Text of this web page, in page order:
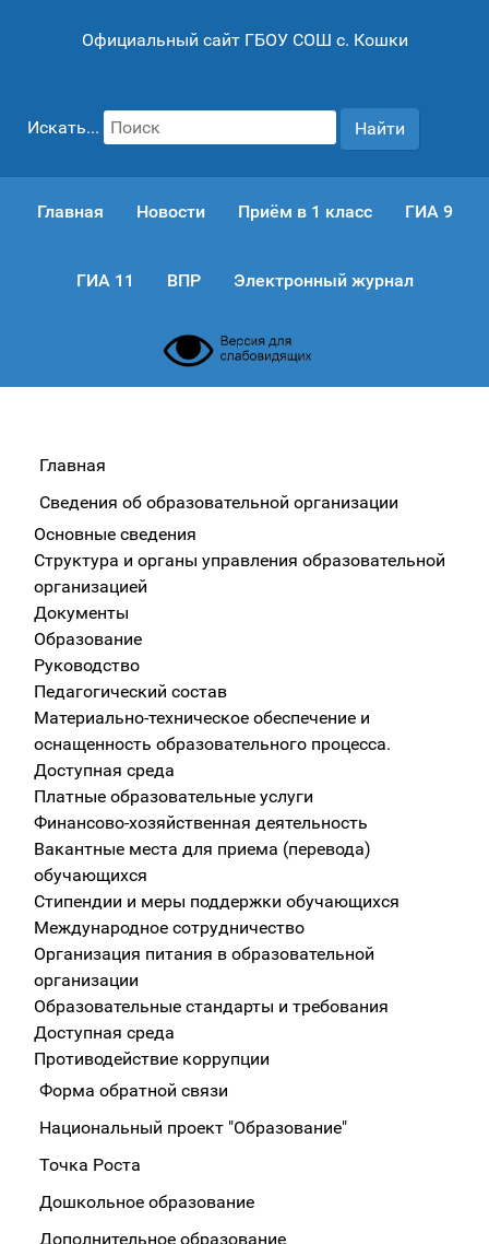
Официальный сайт ГБОУ СОШ с. Кошки
Искать... Найти
Главная Новости Приём в 1 класс ГИА 9
ГИА 11 ВПР Электронный журнал
Главная
Сведения об образовательной организации
Основные сведения
Структура и органы управления образовательной
организацией
Документы
Образование
Руководство
Педагогический состав
Материально-техническое обеспечение и
оснащенность образовательного процесса.
Доступная среда
Платные образовательные услуги
Финансово-хозяйственная деятельность
Вакантные места для приема (перевода)
обучающихся
Стипендии и меры поддержки обучающихся
Международное сотрудничество
Организация питания в образовательной
организации
Образовательные стандарты и требования
Доступная среда
Противодействие коррупции
Форма обратной связи
Национальный проект "Образование"
Точка Роста
Дошкольное образование
Дополнительное образование